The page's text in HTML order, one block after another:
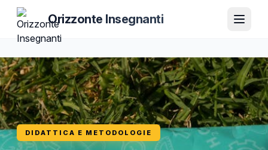
Orizzonte Insegnanti
DIDATTICA E METODOLOGIE